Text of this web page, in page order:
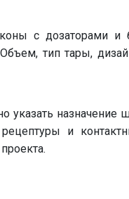
с дозаторами и
тип тары,
указать
и